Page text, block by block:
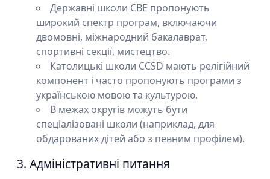
Державні школи CBE пропонують
широкий спектр програм, включаючи
двомовні, міжнародний бакалаврат,
спортивні секції, мистецтво.
Католицькі школи CCSD мають релігійний
компонент і часто пропонують програми з
українською мовою та культурою.
В межах округів можуть бути
спеціалізовані школи (наприклад, для
обдарованих дітей або з певним профілем).
3. Адміністративні питання